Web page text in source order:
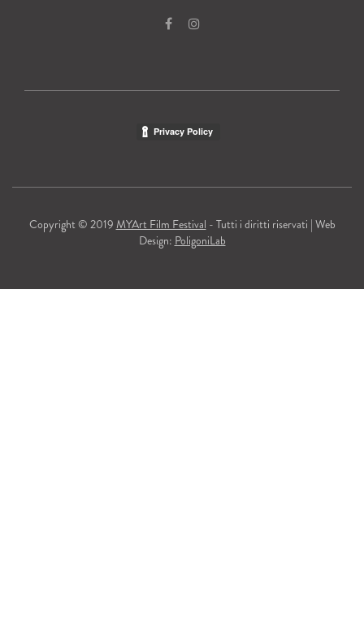
Copyright © 2019 MYArt Film Festival - Tutti i diritti riservati | Web
Design: PoligoniLab